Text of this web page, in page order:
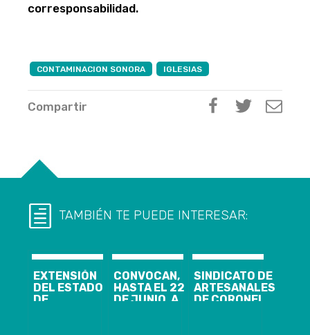
corresponsabilidad.
CONTAMINACION SONORA IGLESIAS
Compartir
TAMBIÉN TE PUEDE INTERESAR:
EXTENSIÓN
DEL ESTADO
DE
CONVOCAN,
HASTA EL 22
DE JUNIO, A
SINDICATO DE
ARTESANALES
DE CORONEL